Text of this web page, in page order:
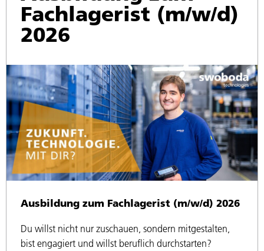
Fachlagerist (m/w/d)
2026
Ausbildung zum Fachlagerist (m/w/d) 2026
Du willst nicht nur zuschauen, sondern mitgestalten,
bist engagiert und willst beruflich durchstarten?